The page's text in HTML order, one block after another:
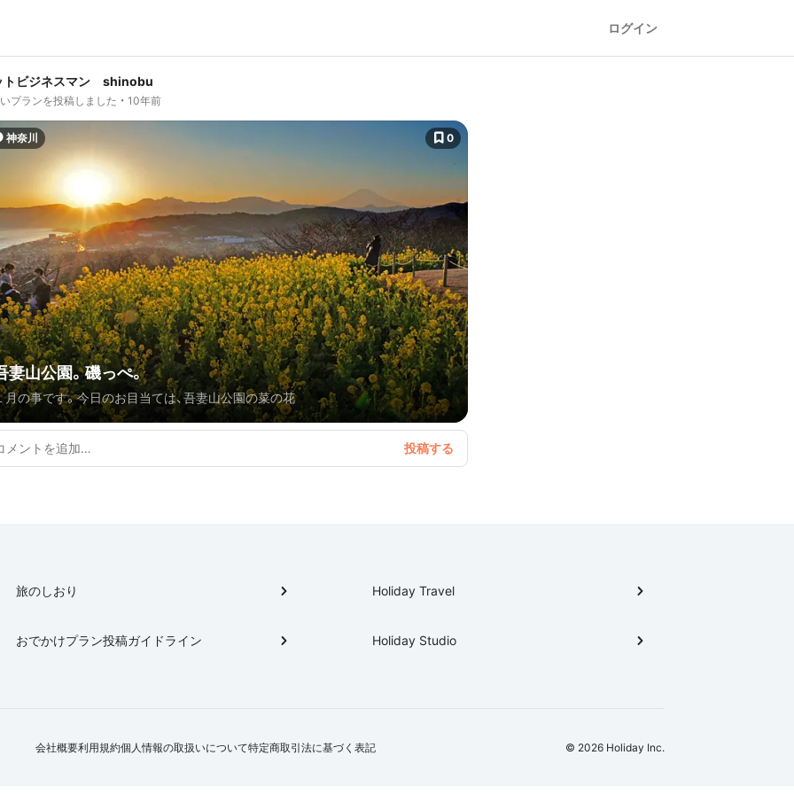
ログイン
トビジネスマン shinobu
プランを投稿しました 10年前
神奈川 0
妻山公園。磯っぺ。
月の事です。今日のお目当ては、吾妻山公園の菜の花
旅のしおり
おでかけプラン投稿ガイドライン
Holiday Travel
Holiday Studio
会社概要利用規約個人情報の取扱いについて特定商取引法に基づく表記 © 2026 Holiday Inc.